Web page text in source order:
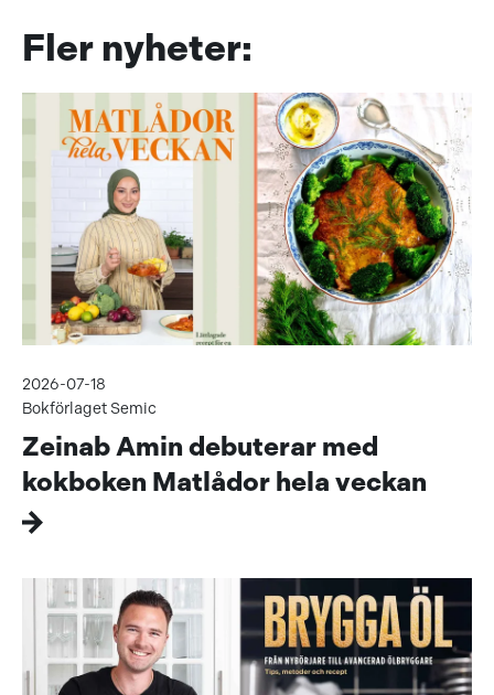
Fler nyheter:
2026-07-18
Bokförlaget Semic
Zeinab Amin debuterar med
kokboken Matlådor hela veckan